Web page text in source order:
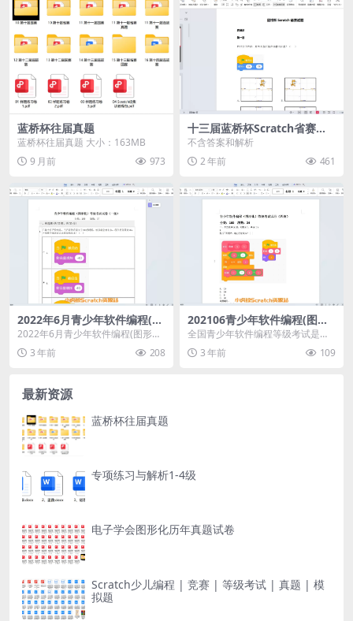
蓝桥杯往届真题
蓝桥杯往届真题 大小：163MB
9 月前
973
十三届蓝桥杯Scratch省赛试
题
不含答案和解析
2 年前
461
2022年6月青少年软件编程(图
形化)等级考试试卷一级(含答
2022年6月青少年软件编程(图形化)
等级考试试卷一级(含答案)
3 年前 208
202106青少年软件编程(图形
化)等级考试试卷四级(含答案)
全国青少年软件编程等级考试是由
中国电子学会发起的面向青少年软
件编程能力水平的社会...
3 年前 109
最新资源
蓝桥杯往届真题
专项练习与解析1-4级
电子学会图形化历年真题试卷
Scratch少儿编程 | 竞赛 | 等级考试 | 真题 | 模
拟题